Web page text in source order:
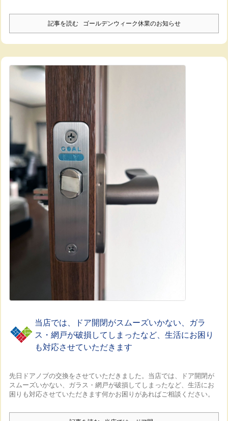
記事を読む ゴールデンウィーク休業のお知らせ
当店では、ドア開閉がスムーズいかない、ガラ
ス・網戸が破損してしまったなど、生活にお困り
も対応させていただきます
先日ドアノブの交換をさせていただきました。 当店では、ドア開閉が
スムーズいかない、ガラス・網戸が破損してしまったなど、生活にお
困りも対応させていただきます何かお困りがあればご相談ください。